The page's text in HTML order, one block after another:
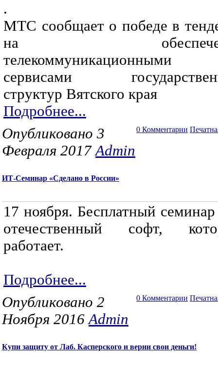
.
МТС сообщает о победе в
на
телекоммуникационными
сервисами
структур Вятского края
Подробнее...
0 Комментарии
Опубликовано 3
Февраля 2017Admin
ИТ-Семинар «Сделано в России»
17 ноября. Бесплатный
отечественный софт,
работает.
Подробнее...
0 Комментарии
Опубликовано 2
Ноября 2016Admin
Купи защиту от Лаб. Касперского и верни свои деньги!